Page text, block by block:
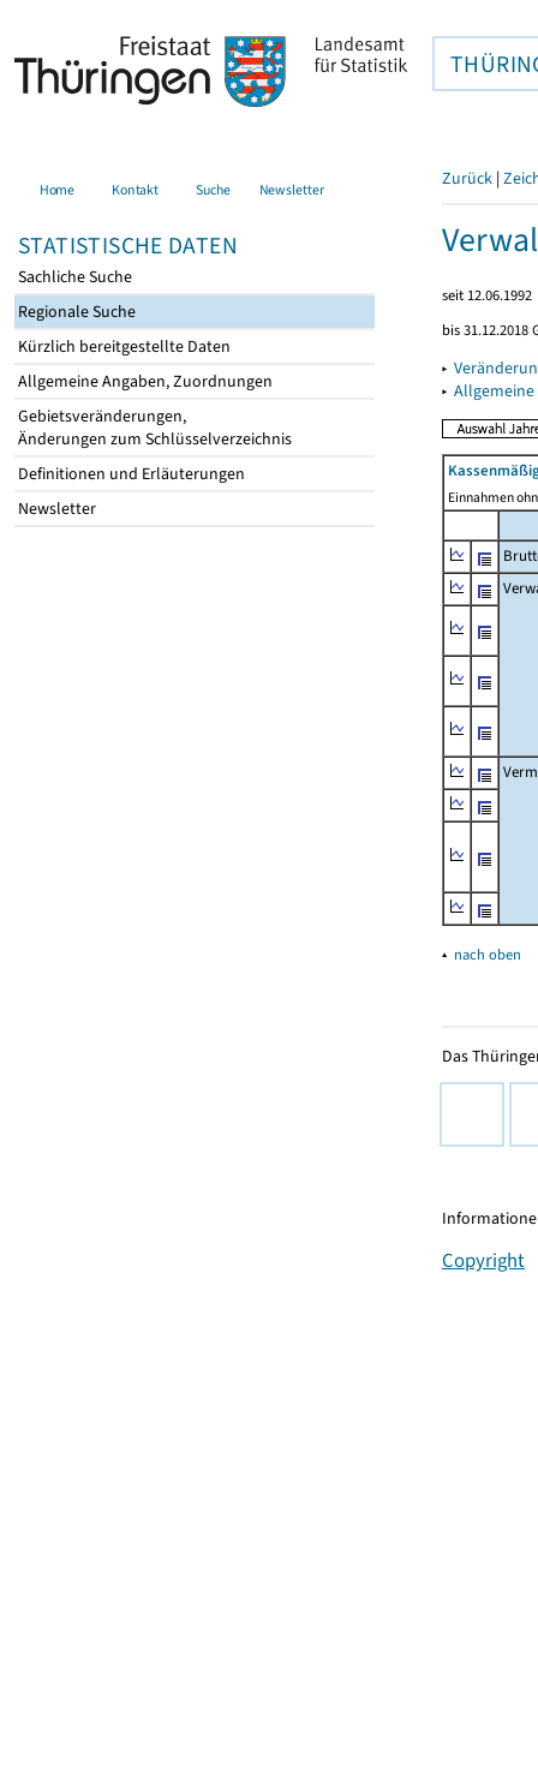
Home Kontakt Suche Newsletter
STATISTISCHE DATEN
Sachliche Suche
Regionale Suche
Kürzlich bereitgestellte Daten
Allgemeine Angaben, Zuordnungen
Gebietsveränderungen,
Änderungen zum Schlüsselverzeichnis
Definitionen und Erläuterungen
Newsletter
Zurück |
seit 12.06.1992
bis 31.12.2018
▸
▸
Einnahmen
▴ nach oben
Das
Copyright